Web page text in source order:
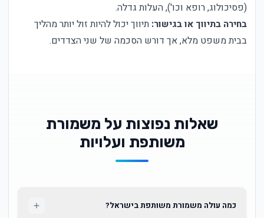
(פסיכולוג, רופא וכו'), העלות גדלה.
בחירה בתיווך או בגישור: תיווך יכול להיות זול יותר מהליך
בבית משפט מלא, אך דורש הסכמה של שני הצדדים.
שאלות נפוצות על משמורת
משותפת ועלויות
כמה עולה משמורת משותפת בישראל?